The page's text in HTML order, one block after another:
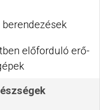
előforduló erő-